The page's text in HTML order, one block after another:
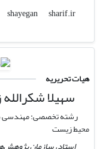
shayegan
sharif.ir
هیات تحریریه
سهیلا شکرالله
رشته تخصصی: مهندسی
محیط زیست